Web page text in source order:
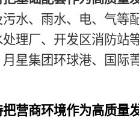
水、雨水、电、气等
理厂、开发区消防站
星集团环球港、国际
营商环境作为高质量